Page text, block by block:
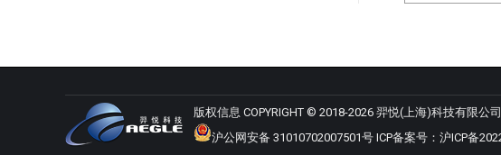
版权信息 COPYRIGHT © 2018-2026 羿悦(上海)科技有限公
沪公网安备 31010702007501号 ICP备案号： 沪ICP备